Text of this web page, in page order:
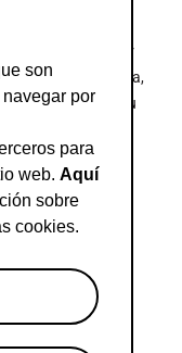
son
por
para
web. Aquí
sobre
cookies.
de
detectar y corregir
apoya esta medida,
adecuadas, por su
segura y no